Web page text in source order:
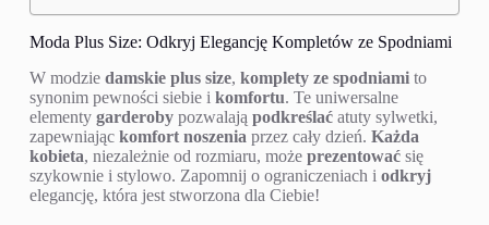
Moda Plus Size: Odkryj Elegancję Kompletów ze Spodniami
W modzie damskie plus size, komplety ze spodniamito
synonim pewności siebie i komfortu. Te uniwersalne
elementy garderobypozwalają podkreślaćatuty sylwetki,
zapewniając komfort noszenia przez cały dzień. Każda
kobieta, niezależnie od rozmiaru, może prezentowaćsię
szykownie i stylowo. Zapomnij o ograniczeniach i odkryj
elegancję, która jest stworzona dla Ciebie!